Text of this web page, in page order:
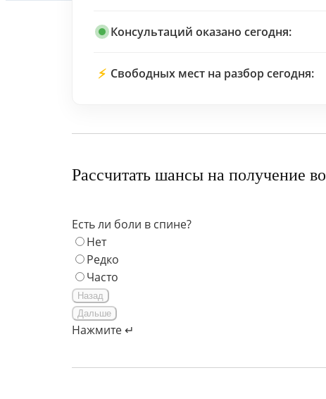
Консультаций оказано сегодня:
⚡ Свободных мест на разбор сегодня:
Рассчитать шансы на получение
Есть ли боли в спине?
Нет
Редко
Часто
Назад
Дальше
Нажмите ↵